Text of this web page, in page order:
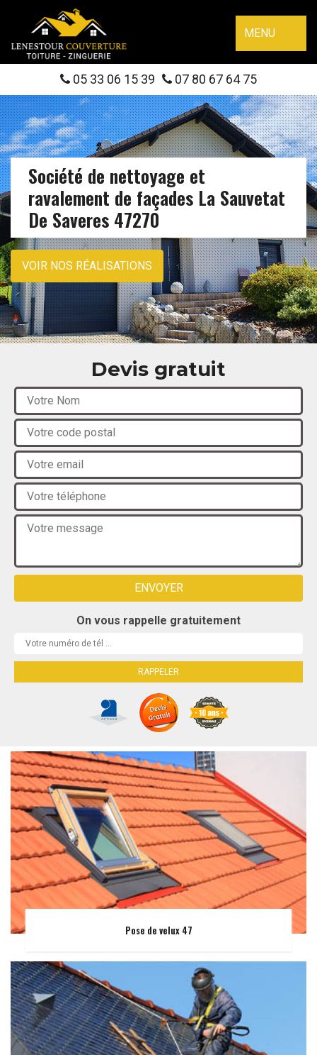
MENU
05 33 06 15 39 07 80 67 64 75
Société de nettoyage et
ravalement de façades La Sauvetat
De Saveres 47270
VOIR NOS RÉALISATIONS
Devis gratuit
On vous rappelle gratuitement
Pose de velux 47